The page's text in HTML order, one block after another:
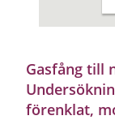
Gasfång till
förenklat,